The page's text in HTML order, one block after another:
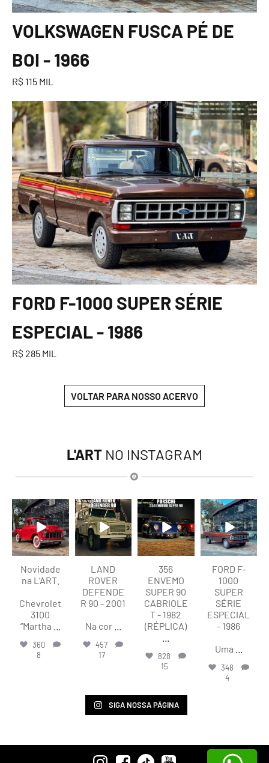
VOLKSWAGEN FUSCA PÉ DE
BOI - 1966
R$ 115 MIL
FORD F-1000 SUPER SÉRIE
ESPECIAL - 1986
R$ 285 MIL
VOLTAR PARA NOSSO ACERVO
L'ART NO INSTAGRAM
lart.br
Ago 8
Novidade
na L’ART.
Chevrolet
3100
“Martha
360
8
lart.br
Ago 8
LAND
ROVER
DEFENDE
R 90 - 2001
Na cor
457
17
lart.br
Ago 8
356
ENVEMO
SUPER 90
CABRIOLE
T - 1982
(RÉPLICA)
828
15
lart.br
Ago 7
FORD F-
1000
SUPER
SÉRIE
ESPECIAL
- 1986
Uma
348
4
SIGA NOSSA PÁGINA